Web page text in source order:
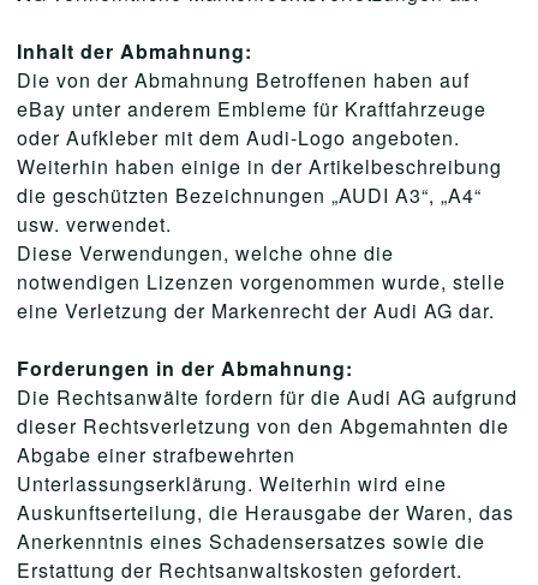
Inhalt der Abmahnung:
Die von der Abmahnung Betroffenen haben auf
eBay unter anderem Embleme für Kraftfahrzeuge
oder Aufkleber mit dem Audi-Logo angeboten.
Weiterhin haben einige in der Artikelbeschreibung
die geschützten Bezeichnungen „AUDI A3“, „A4“
usw. verwendet.
Diese Verwendungen, welche ohne die
notwendigen Lizenzen vorgenommen wurde, stelle
eine Verletzung der Markenrecht der Audi AG dar.
Forderungen in der Abmahnung:
Die Rechtsanwälte fordern für die Audi AG aufgrund
dieser Rechtsverletzung von den Abgemahnten die
Abgabe einer strafbewehrten
Unterlassungserklärung. Weiterhin wird eine
Auskunftserteilung, die Herausgabe der Waren, das
Anerkenntnis eines Schadensersatzes sowie die
Erstattung der Rechtsanwaltskosten gefordert.